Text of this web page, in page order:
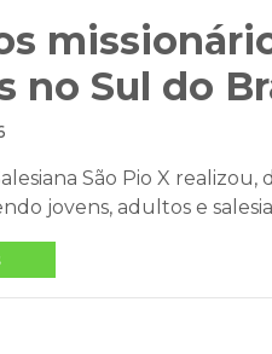
no Sul do
São Pio X realizou,
jovens, adultos e